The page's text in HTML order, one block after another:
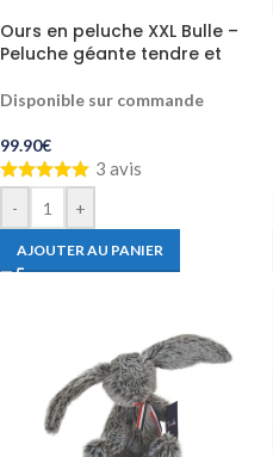
Ours en peluche XXL Bulle –
Peluche géante tendre et
Disponible sur commande
99.90€
3 avis
- +
AJOUTER AU PANIER